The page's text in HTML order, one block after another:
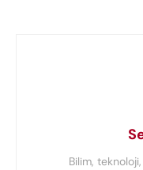
Bilim,